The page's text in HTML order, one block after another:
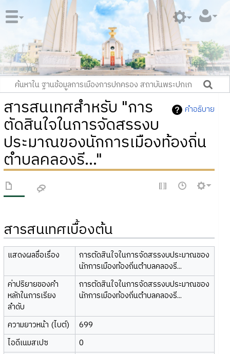
คำอธิบาย
สารสนเทศสำหรับ "การ
ตัดสินใจในการจัดสรรงบ
ประมาณของนักการเมืองท้องถิ่น
ตำบลคลองรี..."
สารสนเทศเบื้องต้น
แสดงผลชื่อเรื่อง
การตัดสินใจในการจัดสรรงบประมาณของ
นักการเมืองท้องถิ่นตำบลคลองรี...
ค่าปริยายของคำ
หลักในการเรียง
ลำดับ
การตัดสินใจในการจัดสรรงบประมาณของ
นักการเมืองท้องถิ่นตำบลคลองรี...
ความยาวหน้า (ไบต์)
699
ไอดีเนมสเปซ
0